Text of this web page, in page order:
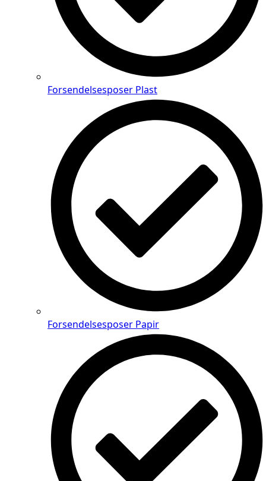
Forsendelsesposer Plast
Forsendelsesposer Papir